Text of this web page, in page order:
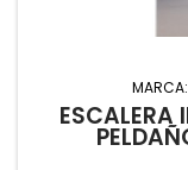
MARCA: